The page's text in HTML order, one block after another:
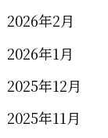
2026年2月
2026年1月
2025年12月
2025年11月